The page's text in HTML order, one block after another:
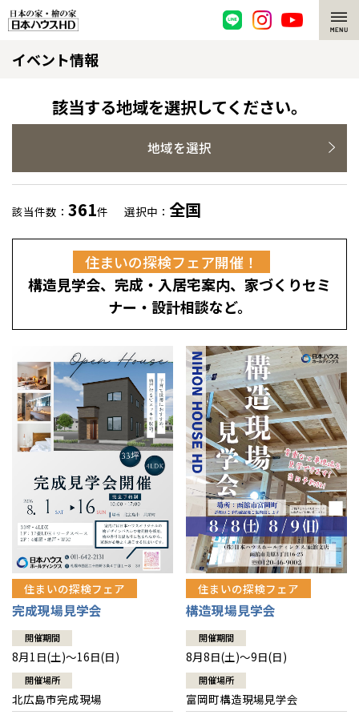
脱炭素・檜の家
環境にやさしい、脱炭素社会の住宅
耐震構造
高耐久住宅
高断熱・高気密の家
エネルギー自給自足
感謝訪問・長期保証
直営工事
1メーターモジュール
冷暖房標準装備
24時間対応コールセンター
デザイン賞各種受賞
セントラルヒーティング
選ばれる理由
檜の魅力 トップ
檜と日本人
1000年を超えて生きる檜
知られざる檜の効果・作用
理想の木材「檜」
注文住宅
グレートステージ
平屋の家
外観・インテリア集
暮らし方提案
住まいのコラム
住まいのお手入れ集
リフォーム トップ
選ばれる理由
リフォームの流れ
介護保険利用で快適リフォーム
賃貸併用住宅のメリット
安心のサポートシステム
展示場案内
分譲住宅・土地
分譲マンション
分譲マンション トップ
ワザックとは
高い信頼性
安心の管理体制
ギャラリー
会社情報
会社情報 トップ
ニュースリリース
代表ごあいさつ
企業理念
会社概要
お問い合わせ
会員サイト
イベント情報
該当する地域を選択してください。
地域を選択
該当件数： 361件 選択中： 全国
住まいの探検フェア開催！
構造見学会、完成・入居宅案内、家づくりセミ
ナー・設計相談など。
住まいの探検フェア
完成現場見学会
開催期間
8月1日(土)～16日(日)
開催場所
北広島市完成現場
住まいの探検フェア
構造現場見学会
開催期間
8月8日(土)～9日(日)
開催場所
富岡町構造現場見学会